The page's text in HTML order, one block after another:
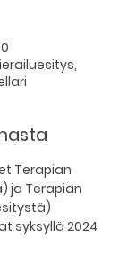
Terapian
ja Terapian
syksyllä 2024